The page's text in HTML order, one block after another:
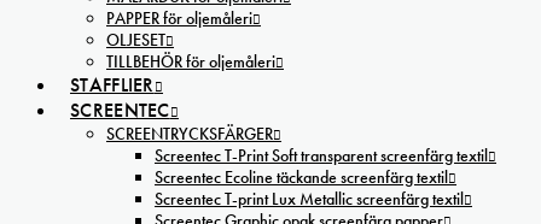
PAPPER för oljemåleri
OLJESET
TILLBEHÖR för oljemåleri
STAFFLIER
SCREENTEC
SCREENTRYCKSFÄRGER
Screentec T-Print Soft transparent screenfärg textil
Screentec Ecoline täckande screenfärg textil
Screentec T-print Lux Metallic screenfärg textil